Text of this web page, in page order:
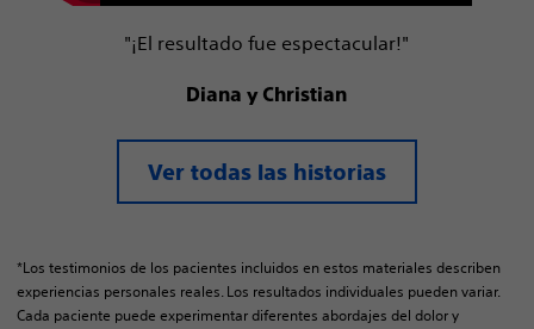
"¡El resultado fue espectacular!"
Diana y Christian
Ver todas las historias
*Los testimonios de los pacientes incluidos en estos materiales describen
experiencias personales reales. Los resultados individuales pueden variar.
Cada paciente puede experimentar diferentes abordajes del dolor y